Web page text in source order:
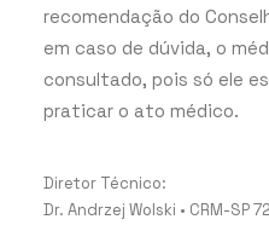
recomendação do
em caso de dúvida, o
consultado, pois só ele
praticar o ato médico.
Diretor Técnico:
Dr. Andrzej Wolski • CRM-SP